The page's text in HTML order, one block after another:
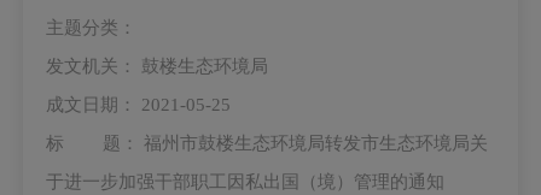
主题分类：
发文机关： 鼓楼生态环境局
成文日期： 2021-05-25
标 题： 福州市鼓楼生态环境局转发市生态环境局关
于进一步加强干部职工因私出国（境）管理的通知